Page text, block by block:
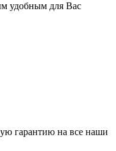
удобным для Вас
гарантию на все наши